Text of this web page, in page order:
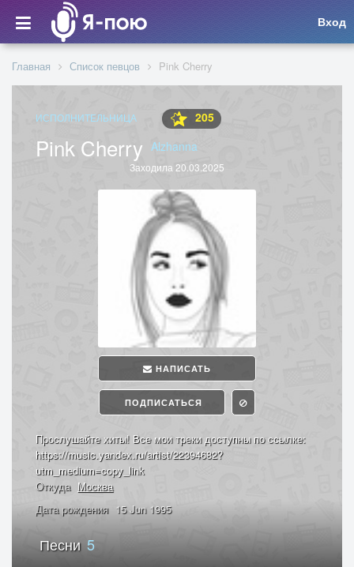
Вход
Главная Список певцов Pink Cherry
ИСПОЛНИТЕЛЬНИЦА 205
Pink Cherry Alzhanna
Заходила 20.03.2025
НАПИСАТЬ
ПОДПИСАТЬСЯ
Прослушайте хиты! Все мои треки доступны по ссылке:
https://music.yandex.ru/artist/22394682?
utm_medium=copy_link
Откуда Москва
Дата рождения 15 Jun 1995
Песни 5